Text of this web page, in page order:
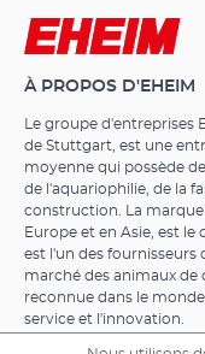
À PROPOS D'EHEIM
Le groupe d'entreprises
de Stuttgart, est une
moyenne qui possède
de l'aquariophilie, de la
construction. La
Europe et en Asie, est
est l'un des fournisseurs
marché des animaux de
reconnue dans le
service et l'innovation.